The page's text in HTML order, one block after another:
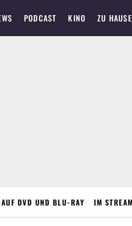
PODCAST KINO ZU HAUSE
DVD UND BLU-RAY IM STREAM